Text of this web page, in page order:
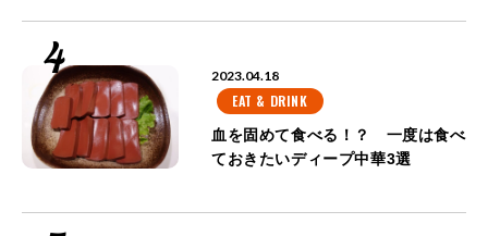
2023.04.18
EAT & DRINK
血を固めて食べる！？ 一度は食べ
ておきたいディープ中華3選